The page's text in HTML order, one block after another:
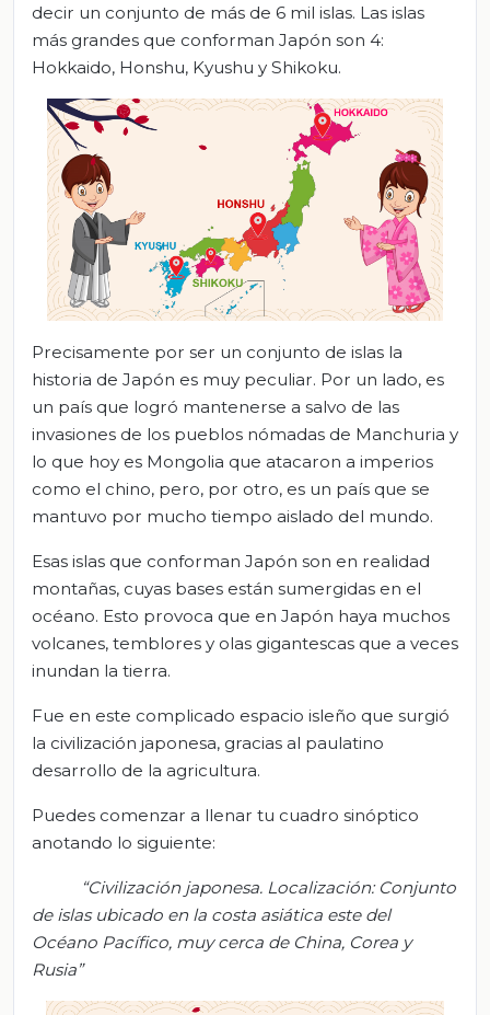
decir un conjunto de más de 6 mil islas. Las islas
más grandes que conforman Japón son 4:
Hokkaido, Honshu, Kyushu y Shikoku.
Precisamente por ser un conjunto de islas la
historia de Japón es muy peculiar. Por un lado, es
un país que logró mantenerse a salvo de las
invasiones de los pueblos nómadas de Manchuria y
lo que hoy es Mongolia que atacaron a imperios
como el chino, pero, por otro, es un país que se
mantuvo por mucho tiempo aislado del mundo.
Esas islas que conforman Japón son en realidad
montañas, cuyas bases están sumergidas en el
océano. Esto provoca que en Japón haya muchos
volcanes, temblores y olas gigantescas que a veces
inundan la tierra.
Fue en este complicado espacio isleño que surgió
la civilización japonesa, gracias al paulatino
desarrollo de la agricultura.
Puedes comenzar a llenar tu cuadro sinóptico
anotando lo siguiente:
“Civilización japonesa. Localización: Conjunto
de islas ubicado en la costa asiática este del
Océano Pacífico, muy cerca de China, Corea y
Rusia”